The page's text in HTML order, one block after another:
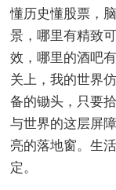
懂历史懂股票，
景，哪里有精致
效，哪里的酒吧
关上，我的世界
备的锄头，只要
与世界的这层屏
亮的落地窗。生
定。